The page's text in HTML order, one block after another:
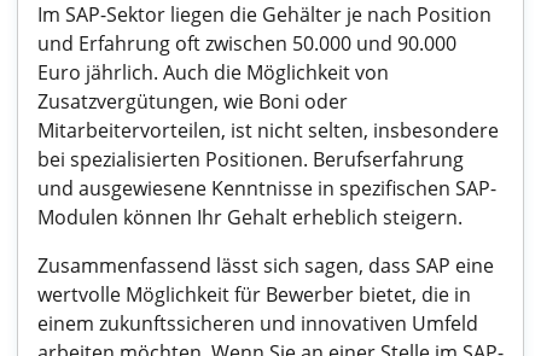
Im SAP-Sektor liegen die Gehälter je nach Position
und Erfahrung oft zwischen 50.000 und 90.000
Euro jährlich. Auch die Möglichkeit von
Zusatzvergütungen, wie Boni oder
Mitarbeitervorteilen, ist nicht selten, insbesondere
bei spezialisierten Positionen. Berufserfahrung
und ausgewiesene Kenntnisse in spezifischen SAP-
Modulen können Ihr Gehalt erheblich steigern.
Zusammenfassend lässt sich sagen, dass SAP eine
wertvolle Möglichkeit für Bewerber bietet, die in
einem zukunftssicheren und innovativen Umfeld